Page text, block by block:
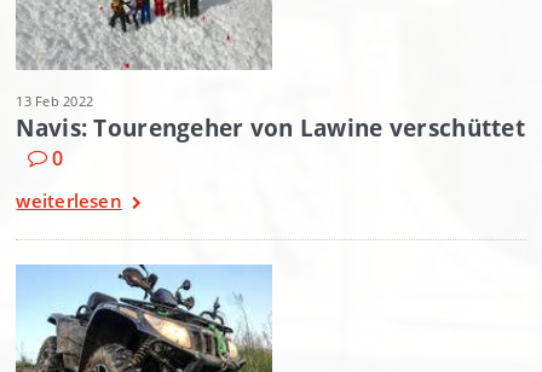
13 Feb 2022
Navis: Tourengeher von Lawine verschüttet
0
weiterlesen